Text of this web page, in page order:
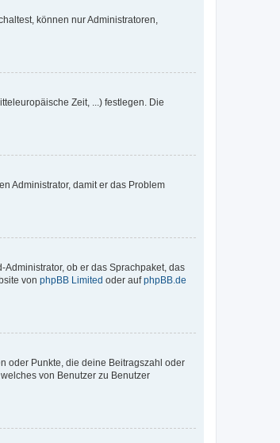
können nur Administratoren,
Zeit, ...) festlegen. Die
Administrator, damit er das Problem
ob er das Sprachpaket, das
von phpBB Limited oder aufphpBB.de
oder Punkte, die deine Beitragszahl oder
von Benutzer zu Benutzer